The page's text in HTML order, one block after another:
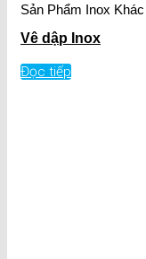
Sản Phẩm Inox Khác
Vê dập Inox
Đọc tiếp